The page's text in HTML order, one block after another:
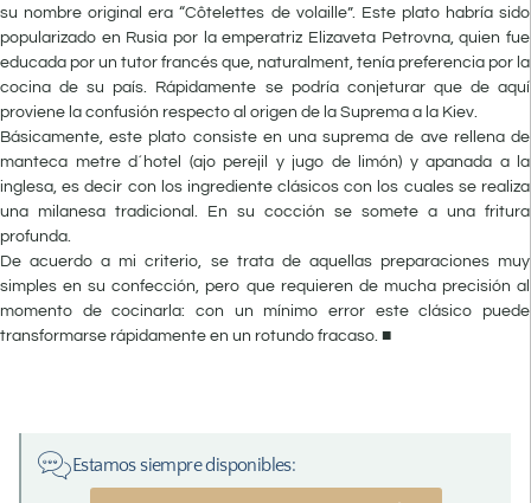
su nombre original era “Côtelettes de volaille”. Este plato habría sido
popularizado en Rusia por la emperatriz Elizaveta Petrovna, quien fue
educada por un tutor francés que, naturalment, tenía preferencia por la
cocina de su país. Rápidamente se podría conjeturar que de aquí
proviene la confusión respecto al origen de la Suprema a la Kiev.
Básicamente, este plato consiste en una suprema de ave rellena de
manteca metre d´hotel (ajo perejil y jugo de limón) y apanada a la
inglesa, es decir con los ingrediente clásicos con los cuales se realiza
una milanesa tradicional. En su cocción se somete a una fritura
profunda.
De acuerdo a mi criterio, se trata de aquellas preparaciones muy
simples en su confección, pero que requieren de mucha precisión al
momento de cocinarla: con un mínimo error este clásico puede
transformarse rápidamente en un rotundo fracaso. ■
Estamos siempre disponibles: